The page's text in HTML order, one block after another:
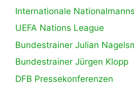
Internationale
UEFA Nations League
Bundestrainer Julian
Bundestrainer Jürgen Klopp
DFB Pressekonferenzen